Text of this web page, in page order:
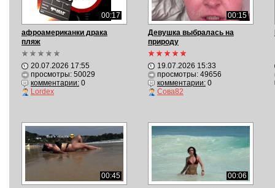
00:17
афроамериканки драка
пляж
20.07.2026 17:55
просмотры: 50029
комментарии:0
Lordex
00:15
Девушка выбралась на
природу
19.07.2026 15:33
просмотры: 49656
комментарии:0
Сова82
00:45
00:06